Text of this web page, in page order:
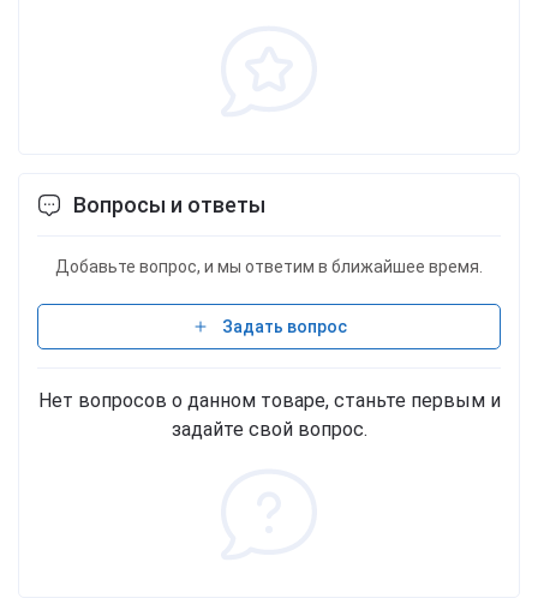
Вопросы и ответы
Добавьте вопрос, и мы ответим в ближайшее время.
Задать вопрос
Нет вопросов о данном товаре, станьте первым и
задайте свой вопрос.